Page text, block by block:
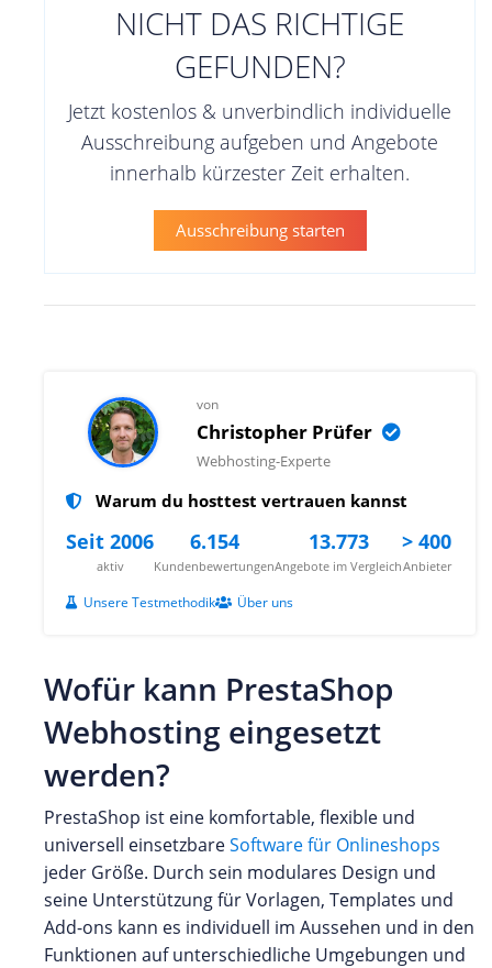
NICHT DAS RICHTIGE
GEFUNDEN?
Jetzt kostenlos & unverbindlich individuelle
Ausschreibung aufgeben und Angebote
innerhalb kürzester Zeit erhalten.
Ausschreibung starten
von
Christopher Prüfer
Webhosting-Experte
Warum du hosttest vertrauen kannst
Seit 2006
aktiv
6.154
Kundenbewertungen
13.773
Angebote im Vergleich
> 400
Anbieter
Unsere Testmethodik Über uns
Wofür kann PrestaShop
Webhosting eingesetzt
werden?
PrestaShop ist eine komfortable, flexible und
universell einsetzbareSoftware für Onlineshops
jeder Größe. Durch sein modulares Design und
seine Unterstützung für Vorlagen, Templates und
Add-ons kann es individuell im Aussehen und in den
Funktionen auf unterschiedliche Umgebungen und